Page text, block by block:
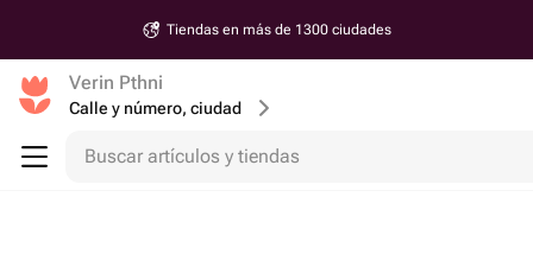
Tiendas en más de 1300 ciudades
Verin Pthni
Calle y número, ciudad
Buscar artículos y tiendas